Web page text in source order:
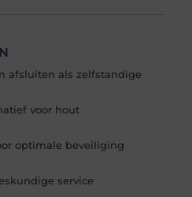
afsluiten als zelfstandige
voor hout
optimale beveiliging
service